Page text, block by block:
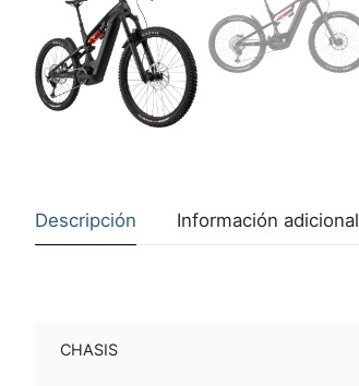
Descripción Información adicional
CHASIS